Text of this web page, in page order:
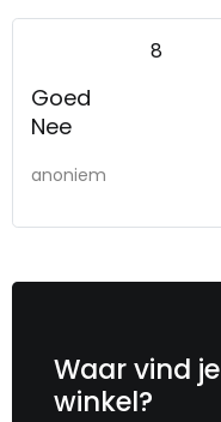
8
Goed
Nee
anoniem
Waar vind je
winkel?